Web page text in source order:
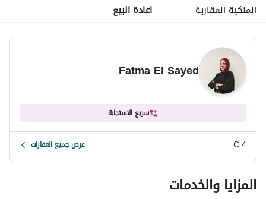
الملكية العقارية
اعادة البيع
Fatma El Sayed
سريع الاستجابة
4 C عرض جميع العقارات
المزايا والخدمات